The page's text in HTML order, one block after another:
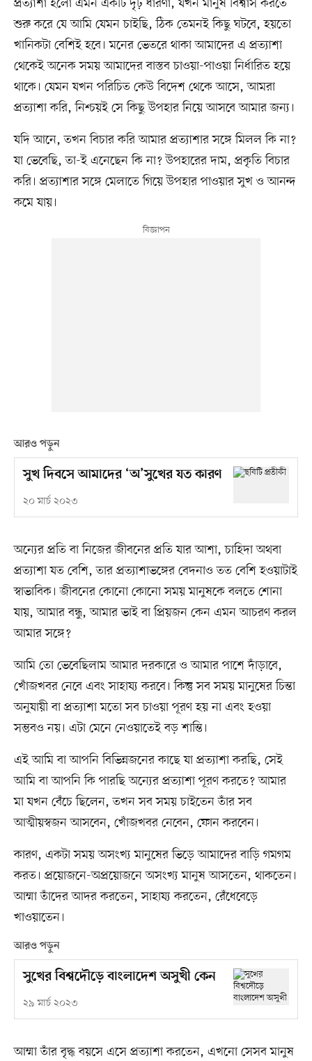
প্রত্যাশা হলো এমন একটি দৃঢ় ধারণা, যখন মানুষ বিশ্বাস করতে
শুরু করে যে আমি যেমন চাইছি, ঠিক তেমনই কিছু ঘটবে, হয়তো
খানিকটা বেশিই হবে। মনের ভেতরে থাকা আমাদের এ প্রত্যাশা
থেকেই অনেক সময় আমাদের বাস্তব চাওয়া-পাওয়া নির্ধারিত হয়ে
থাকে। যেমন যখন পরিচিত কেউ বিদেশ থেকে আসে, আমরা
প্রত্যাশা করি, নিশ্চয়ই সে কিছু উপহার নিয়ে আসবে আমার জন্য।
যদি আনে, তখন বিচার করি আমার প্রত্যাশার সঙ্গে মিলল কি না?
যা ভেবেছি, তা-ই এনেছেন কি না? উপহারের দাম, প্রকৃতি বিচার
করি। প্রত্যাশার সঙ্গে মেলাতে গিয়ে উপহার পাওয়ার সুখ ও আনন্দ
কমে যায়।
আরও পড়ুন
সুখ দিবসে আমাদের ‘অ’সুখের যত কারণ
২০ মার্চ ২০২৩
অন্যের প্রতি বা নিজের জীবনের প্রতি যার আশা, চাহিদা অথবা
প্রত্যাশা যত বেশি, তার প্রত্যাশাভঙ্গের বেদনাও তত বেশি হওয়াটাই
স্বাভাবিক। জীবনের কোনো কোনো সময় মানুষকে বলতে শোনা
যায়, আমার বন্ধু, আমার ভাই বা প্রিয়জন কেন এমন আচরণ করল
আমার সঙ্গে?
আমি তো ভেবেছিলাম আমার দরকারে ও আমার পাশে দাঁড়াবে,
খোঁজখবর নেবে এবং সাহায্য করবে। কিন্তু সব সময় মানুষের চিন্তা
অনুযায়ী বা প্রত্যাশা মতো সব চাওয়া পূরণ হয় না এবং হওয়া
সম্ভবও নয়। এটা মেনে নেওয়াতেই বড় শান্তি।
এই আমি বা আপনি বিভিন্নজনের কাছে যা প্রত্যাশা করছি, সেই
আমি বা আপনি কি পারছি অন্যের প্রত্যাশা পূরণ করতে? আমার
মা যখন বেঁচে ছিলেন, তখন সব সময় চাইতেন তাঁর সব
আত্মীয়স্বজন আসবেন, খোঁজখবর নেবেন, ফোন করবেন।
কারণ, একটা সময় অসংখ্য মানুষের ভিড়ে আমাদের বাড়ি গমগম
করত। প্রয়োজনে-অপ্রয়োজনে অসংখ্য মানুষ আসতেন, থাকতেন।
আম্মা তাঁদের আদর করতেন, সাহায্য করতেন, রেঁধেবেড়ে
খাওয়াতেন।
আরও পড়ুন
সুখের বিশ্বদৌড়ে বাংলাদেশ অসুখী কেন
২৯ মার্চ ২০২৩
আম্মা তাঁর বৃদ্ধ বয়সে এসে প্রত্যাশা করতেন, এখনো সেসব মানুষ